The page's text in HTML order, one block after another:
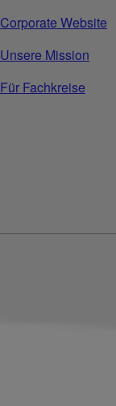
Corporate Website
Unsere Mission
Für Fachkreise